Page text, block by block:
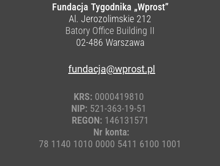
Fundacja Tygodnika „Wprost”
Al. Jerozolimskie 212
Batory Office Building II
02-486 Warszawa
fundacja@wprost.pl
KRS: 0000419810
NIP: 521-363-19-51
REGON: 146131571
Nr konta:
78 1140 1010 0000 5411 6100 1001